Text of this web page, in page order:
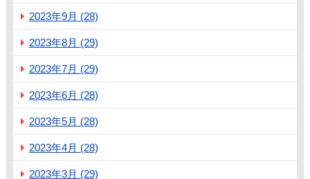
2023年9月 (28)
2023年8月 (29)
2023年7月 (29)
2023年6月 (28)
2023年5月 (28)
2023年4月 (28)
2023年3月 (29)